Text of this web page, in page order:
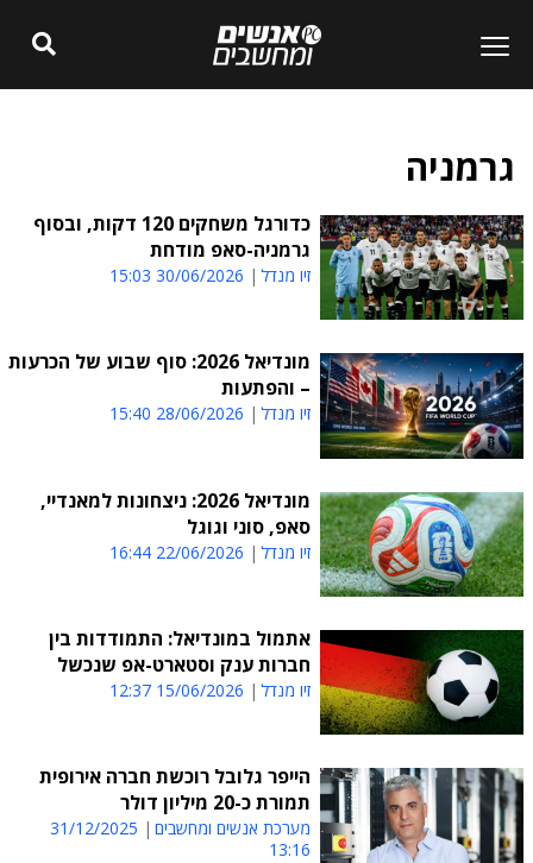
גרמניה
כדורגל משחקים 120 דקות, ובסוף
גרמניה-סאפ מודחת
זיו מנדל 30/06/2026 15:03
מונדיאל 2026: סוף שבוע של הכרעות
– והפתעות
זיו מנדל 28/06/2026 15:40
מונדיאל 2026: ניצחונות למאנדיי,
סאפ, סוני וגוגל
זיו מנדל 22/06/2026 16:44
אתמול במונדיאל: התמודדות בין
חברות ענק וסטארט-אפ שנכשל
זיו מנדל 15/06/2026 12:37
הייפר גלובל רוכשת חברה אירופית
תמורת כ-20 מיליון דולר
מערכת אנשים ומחשבים
31/12/2025
13:16